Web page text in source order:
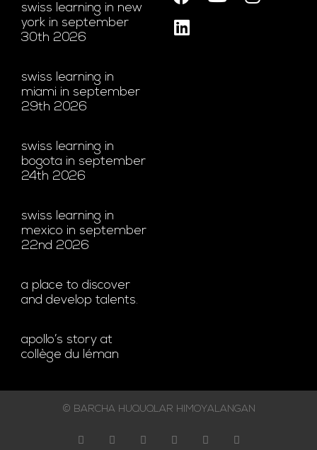
swiss learning in new
york in september
30th 2026
swiss learning in
miami in september
29th 2026
swiss learning in
bogota in september
24th 2026
swiss learning in
mexico in september
22nd 2026
a place to discover
and develop talents.
apollo’s story at
collège du léman
© BARCHA HUQUQLAR HIMOYALANGAN